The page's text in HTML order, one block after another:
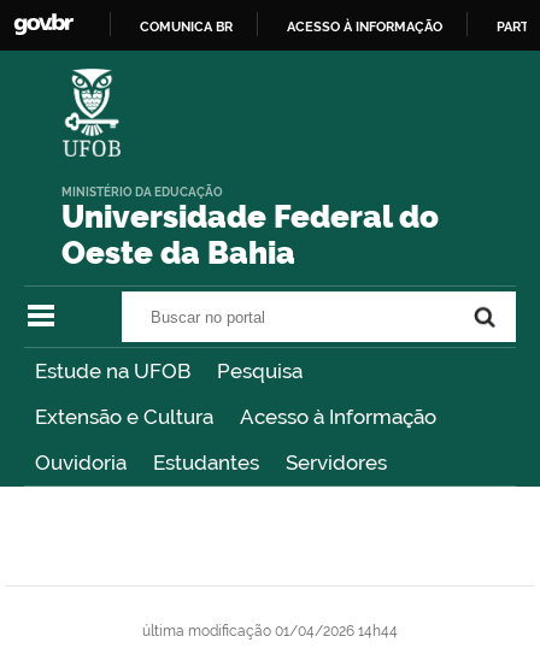
COMUNICA BR ACESSO À INFORMAÇÃO
Universidade Federal do
Oeste da Bahia
MINISTÉRIO DA EDUCAÇÃO
Estude na UFOB
Pesquisa
Extensão e Cultura
Acesso à Informação
Ouvidoria
Estudantes Servidores
última modificação 01/04/2026 14h44